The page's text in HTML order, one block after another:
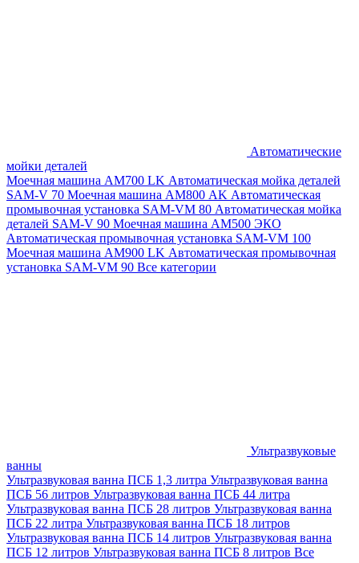
Автоматические
мойки деталей
Моечная машина AM700 LK Автоматическая мойка деталей
SAM-V 70 Моечная машина АМ800 AK Автоматическая
промывочная установка SAM-VM 80 Автоматическая мойка
деталей SAM-V 90 Моечная машина АМ500 ЭКО
Автоматическая промывочная установка SAM-VM 100
Моечная машина AM900 LK Автоматическая промывочная
установка SAM-VM 90 Все категории
Ультразвуковые
ванны
Ультразвуковая ванна ПСБ 1,3 литра Ультразвуковая ванна
ПСБ 56 литров Ультразвуковая ванна ПСБ 44 литра
Ультразвуковая ванна ПСБ 28 литров Ультразвуковая ванна
ПСБ 22 литра Ультразвуковая ванна ПСБ 18 литров
Ультразвуковая ванна ПСБ 14 литров Ультразвуковая ванна
ПСБ 12 литров Ультразвуковая ванна ПСБ 8 литров Все